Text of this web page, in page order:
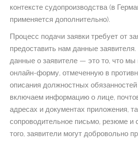
контексте судопроизводства (в
применяется дополнительно).
Процесс подачи заявки требует от
предоставить нам данные
данные о заявителе — это то, что мы
онлайн-форму, отмеченную в
описания должностных
включаем информацию о лице,
адресах и документах приложения,
сопроводительное письмо, резюме и
того, заявители могут добровольно